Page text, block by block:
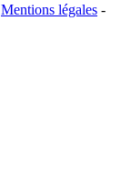
Mentions légales -